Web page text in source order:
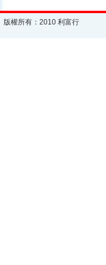
版權所有：2010 利富行